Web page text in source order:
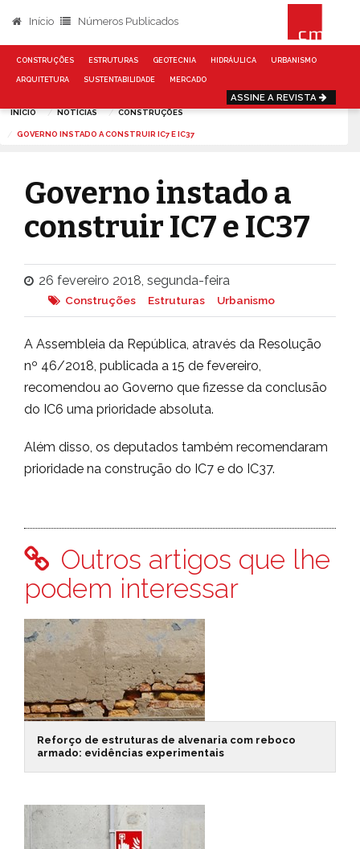
Início Números Publicados
CONSTRUÇÕES ESTRUTURAS GEOTECNIA HIDRÁULICA URBANISMO
ARQUITETURA SUSTENTABILIDADE MERCADO
ASSINE A REVISTA
INÍCIO NOTÍCIAS CONSTRUÇÕES
GOVERNO INSTADO A CONSTRUIR IC7 E IC37
Governo instado a
construir IC7 e IC37
26 fevereiro 2018, segunda-feira
Construções Estruturas Urbanismo
A Assembleia da República, através da Resolução
nº 46/2018, publicada a 15 de fevereiro,
recomendou ao Governo que fizesse da conclusão
do IC6 uma prioridade absoluta.
Além disso, os deputados também recomendaram
prioridade na construção do IC7 e do IC37.
Outros artigos que lhe
podem interessar
Reforço de estruturas de alvenaria com reboco
armado: evidências experimentais